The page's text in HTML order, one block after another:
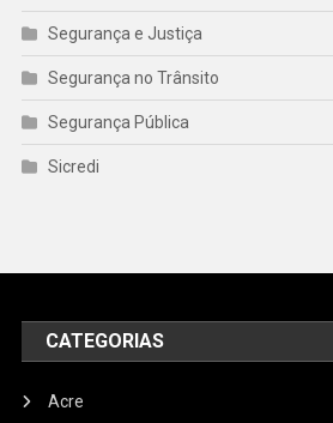
Segurança e Justiça
Segurança no Trânsito
Segurança Pública
Sicredi
CATEGORIAS
Acre